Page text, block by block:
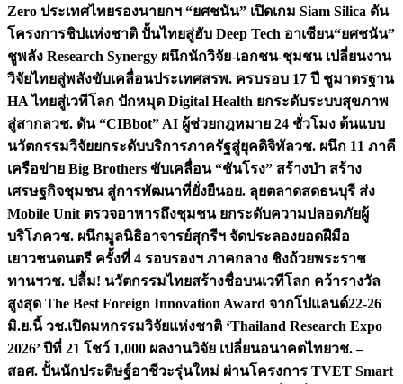
Zero ประเทศไทยรองนายกฯ “ยศชนัน” เปิดเกม Siam Silica ดัน
โครงการชิปแห่งชาติ ปั้นไทยสู่ฮับ Deep Tech อาเซียน“ยศชนัน”
ชูพลัง Research Synergy ผนึกนักวิจัย-เอกชน-ชุมชน เปลี่ยนงาน
วิจัยไทยสู่พลังขับเคลื่อนประเทศสรพ. ครบรอบ 17 ปี ชูมาตรฐาน
HA ไทยสู่เวทีโลก ปักหมุด Digital Health ยกระดับระบบสุขภาพ
สู่สากลวช. ดัน “CIBbot” AI ผู้ช่วยกฎหมาย 24 ชั่วโมง ต้นแบบ
นวัตกรรมวิจัยยกระดับบริการภาครัฐสู่ยุคดิจิทัลวช. ผนึก 11 ภาคี
เครือข่าย Big Brothers ขับเคลื่อน “ชันโรง” สร้างป่า สร้าง
เศรษฐกิจชุมชน สู่การพัฒนาที่ยั่งยืนอย. ลุยตลาดสดธนบุรี ส่ง
Mobile Unit ตรวจอาหารถึงชุมชน ยกระดับความปลอดภัยผู้
บริโภควช. ผนึกมูลนิธิอาจารย์สุกรีฯ จัดประลองยอดฝีมือ
เยาวชนดนตรี ครั้งที่ 4 รอบรองฯ ภาคกลาง ชิงถ้วยพระราช
ทานฯวช. ปลื้ม! นวัตกรรมไทยสร้างชื่อบนเวทีโลก คว้ารางวัล
สูงสุด The Best Foreign Innovation Award จากโปแลนด์22-26
มิ.ย.นี้ วช.เปิดมหกรรมวิจัยแห่งชาติ ‘Thailand Research Expo
2026’ ปีที่ 21 โชว์ 1,000 ผลงานวิจัย เปลี่ยนอนาคตไทยวช. –
สอศ. ปั้นนักประดิษฐ์อาชีวะรุ่นใหม่ ผ่านโครงการ TVET Smart